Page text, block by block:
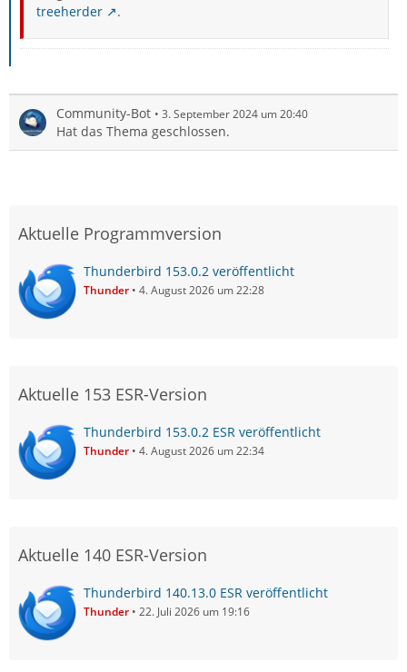
treeherder
.
Community-Bot 3. September 2024 um 20:40
Hat das Thema geschlossen.
Aktuelle Programmversion
Thunderbird 153.0.2 veröffentlicht
Thunder 4. August 2026 um 22:28
Aktuelle 153 ESR-Version
Thunderbird 153.0.2 ESR veröffentlicht
Thunder 4. August 2026 um 22:34
Aktuelle 140 ESR-Version
Thunderbird 140.13.0 ESR veröffentlicht
Thunder 22. Juli 2026 um 19:16